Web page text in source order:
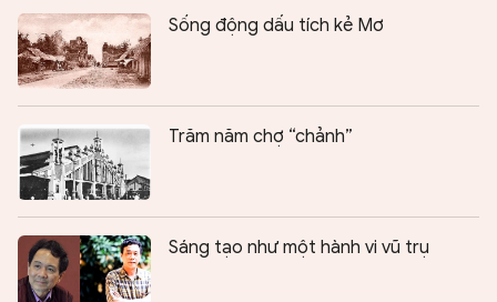
Sống động dấu tích kẻ Mơ
Trăm năm chợ “chảnh”
Sáng tạo như một hành vi vũ trụ